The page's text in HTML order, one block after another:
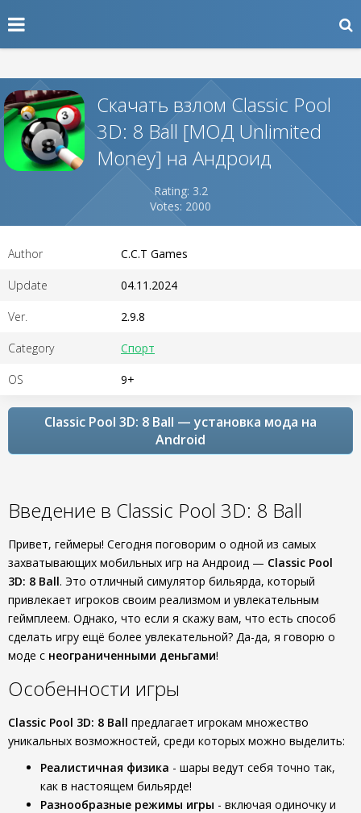
Скачать взлом Classic Pool
3D: 8 Ball [МОД Unlimited
Money] на Андроид
Rating: 3.2
Votes: 2000
Author C.C.T Games
Update 04.11.2024
Ver. 2.9.8
Category Спорт
OS 9+
Classic Pool 3D: 8 Ball — установка мода на
Android
Введение в Classic Pool 3D: 8 Ball
Привет, геймеры! Сегодня поговорим о одной из самых
захватывающих мобильных игр на Андроид — Classic Pool
3D: 8 Ball. Это отличный симулятор бильярда, который
привлекает игроков своим реализмом и увлекательным
геймплеем. Однако, что если я скажу вам, что есть способ
сделать игру ещё более увлекательной? Да-да, я говорю о
моде с неограниченными деньгами!
Особенности игры
Classic Pool 3D: 8 Ball предлагает игрокам множество
уникальных возможностей, среди которых можно выделить:
Реалистичная физика - шары ведут себя точно так,
как в настоящем бильярде!
Разнообразные режимы игры - включая одиночку и